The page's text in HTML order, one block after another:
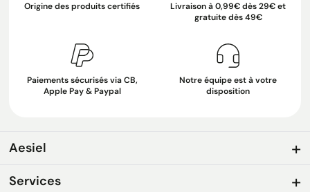
Origine des produits certifiés
Livraison à 0,99€ dès 29€ et
gratuite dès 49€
Paiements sécurisés via CB,
Apple Pay & Paypal
Notre équipe est à votre
disposition
Aesiel
Services